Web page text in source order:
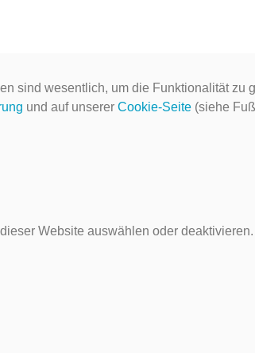
sind wesentlich, um die Funktionalität
und auf unserer Cookie-Seite (siehe
Website auswählen oder